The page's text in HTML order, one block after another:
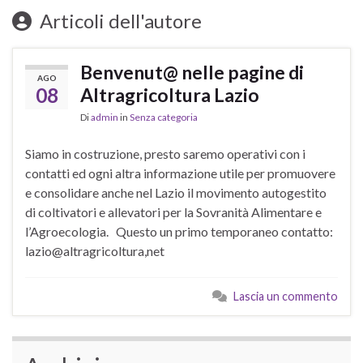
Articoli dell'autore
AGO
08
Benvenut@ nelle pagine di
Altragricoltura Lazio
Diadmin in Senza categoria
Siamo in costruzione, presto saremo operativi con i
contatti ed ogni altra informazione utile per promuovere
e consolidare anche nel Lazio il movimento autogestito
di coltivatori e allevatori per la Sovranità Alimentare e
l’Agroecologia. Questo un primo temporaneo contatto:
lazio@altragricoltura,net
Lascia un commento